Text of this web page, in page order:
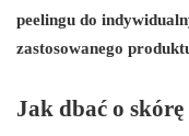
peelingu do
zastosowanego
Jak dbać o